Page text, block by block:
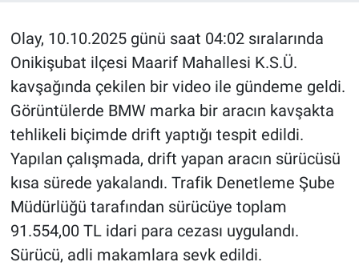
Olay, 10.10.2025 günü saat 04:02 sıralarında
Onikişubat ilçesi Maarif Mahallesi K.S.Ü.
kavşağında çekilen bir video ile gündeme geldi.
Görüntülerde BMW marka bir aracın kavşakta
tehlikeli biçimde drift yaptığı tespit edildi.
Yapılan çalışmada, drift yapan aracın sürücüsü
kısa sürede yakalandı. Trafik Denetleme Şube
Müdürlüğü tarafından sürücüye toplam
91.554,00 TL idari para cezası uygulandı.
Sürücü, adli makamlara sevk edildi.
Güvenlik
Bölge